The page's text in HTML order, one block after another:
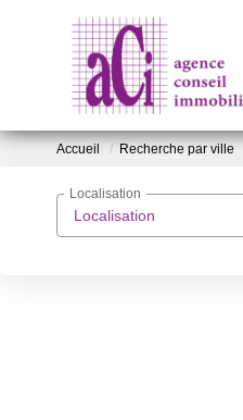
Accueil Recherche par ville
Localisation
Localisation